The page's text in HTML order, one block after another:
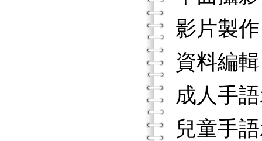
影片製
資料編
成人手
兒童手